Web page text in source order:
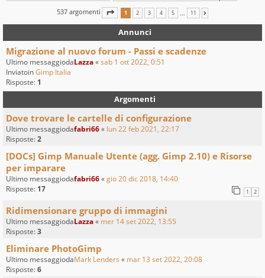
537 argomenti PAGINA 1DI 11
1 2 3 4 5 … 11
Annunci
Migrazione al nuovo forum - Passi e scadenze
Ultimo messaggiodaLazza«sab 1 ott 2022, 0:51
InviatoinGimp Italia
Risposte: 1
Argomenti
Dove trovare le cartelle di configurazione
Ultimo messaggiodafabri66« lun 22 feb 2021, 22:17
Risposte:2
[DOCs] Gimp Manuale Utente (agg. Gimp 2.10) e Risorse
per imparare
Ultimo messaggiodafabri66«gio 20 dic 2018, 14:40
Risposte: 17 1 2
Ridimensionare gruppo di immagini
Ultimo messaggiodaLazza« mer 14 set 2022, 13:55
Risposte:3
Eliminare PhotoGimp
Ultimo messaggiodaMark Lenders « mar 13 set 2022, 20:08
Risposte:6